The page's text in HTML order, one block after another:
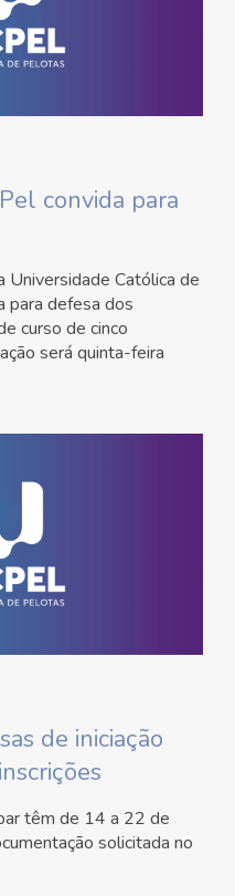
convida para
Universidade Católica de
para defesa dos
curso de cinco
será quinta-feira
de iniciação
têm de 14 a 22 de
solicitada no